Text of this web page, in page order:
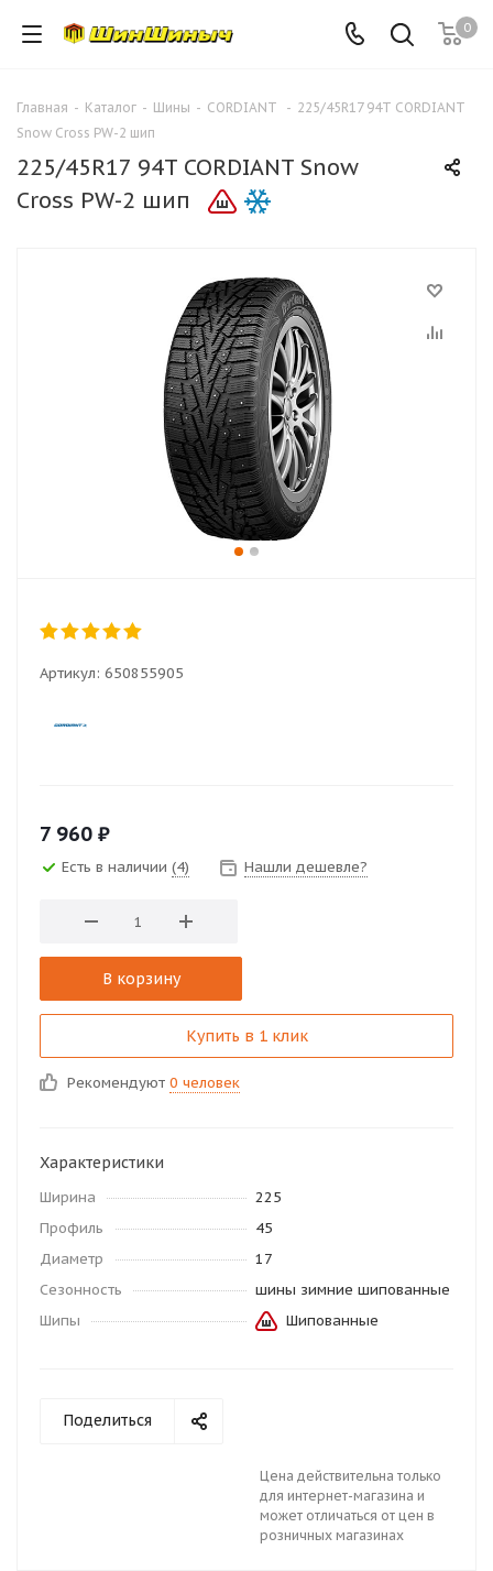
0
Главная - Каталог - Шины - CORDIANT - 225/45R17 94T CORDIANT
Snow Cross PW-2 шип
225/45R17 94T CORDIANT Snow
Cross PW-2 шип
Артикул: 650855905
7 960 ₽
Есть в наличии (4) Нашли дешевле?
В корзину
Купить в 1 клик
Рекомендуют 0 человек
Характеристики
Ширина
225
Профиль
45
Диаметр
17
Сезонность
шины зимние шипованные
Шипы
Шипованные
Поделиться
Цена действительна только
для интернет-магазина и
может отличаться от цен в
розничных магазинах